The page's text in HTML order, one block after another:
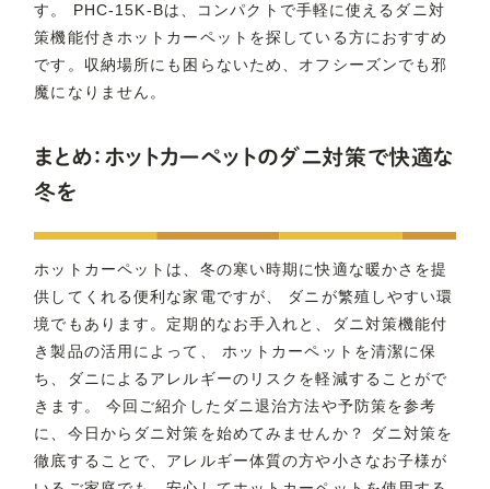
す。 PHC-15K-Bは、コンパクトで手軽に使えるダニ対
策機能付きホットカーペットを探している方におすすめ
です。収納場所にも困らないため、オフシーズンでも邪
魔になりません。
まとめ：ホットカーペットのダニ対策で快適な
冬を
ホットカーペットは、冬の寒い時期に快適な暖かさを提
供してくれる便利な家電ですが、 ダニが繁殖しやすい環
境でもあります。定期的なお手入れと、ダニ対策機能付
き製品の活用によって、 ホットカーペットを清潔に保
ち、ダニによるアレルギーのリスクを軽減することがで
きます。 今回ご紹介したダニ退治方法や予防策を参考
に、今日からダニ対策を始めてみませんか？ ダニ対策を
徹底することで、アレルギー体質の方や小さなお子様が